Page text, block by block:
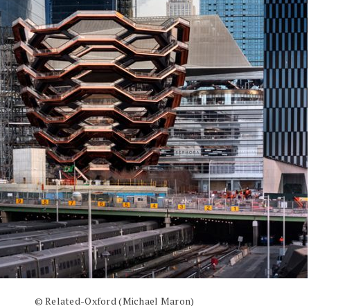
© Related-Oxford (Michael Maron)